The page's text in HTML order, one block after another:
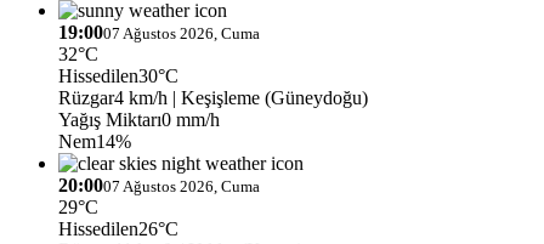
19:0007 Ağustos 2026, Cuma
32°C
Hissedilen30°C
Rüzgar4 km/h | Keşişleme (Güneydoğu)
Yağış Miktarı0 mm/h
Nem14%
20:0007 Ağustos 2026, Cuma
29°C
Hissedilen26°C